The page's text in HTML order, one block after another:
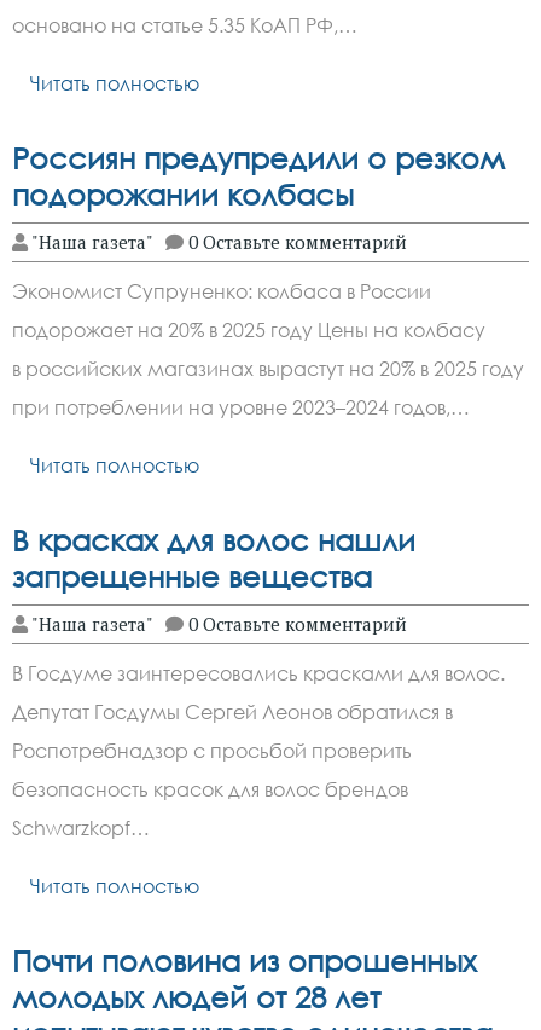
основано на статье 5.35 КоАП РФ,…
Читать полностью
Россиян предупредили о резком
подорожании колбасы
"Наша газета" 0 Оставьте комментарий
Экономист Супруненко: колбаса в России
подорожает на 20% в 2025 году Цены на колбасу
в российских магазинах вырастут на 20% в 2025 году
при потреблении на уровне 2023–2024 годов,…
Читать полностью
В красках для волос нашли
запрещенные вещества
"Наша газета" 0 Оставьте комментарий
В Госдуме заинтересовались красками для волос.
Депутат Госдумы Сергей Леонов обратился в
Роспотребнадзор с просьбой проверить
безопасность красок для волос брендов
Schwarzkopf…
Читать полностью
Почти половина из опрошенных
молодых людей от 28 лет